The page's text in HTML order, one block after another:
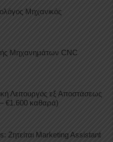
Μηχανικός
Μηχανημάτων CNC
Λειτουργός εξ Αποστάσεως
€1.600 καθαρά)
Ζητείται Marketing Assistant